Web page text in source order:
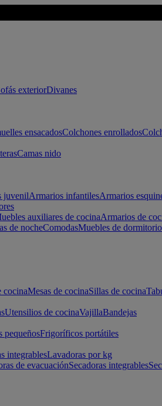
exteriorDivanes
ensacadosColchones enrollados
Camas nido
juvenilArmarios infantilesArmarios
auxiliares de cocinaArmarios de
de nocheComodasMuebles de
cocinaMesas de cocinaSillas de cocina
Utensilios de cocinaVajillaBandejas
pequeñosFrigoríficos portátiles
integrablesLavadoras por kg
de evacuaciónSecadoras integrables